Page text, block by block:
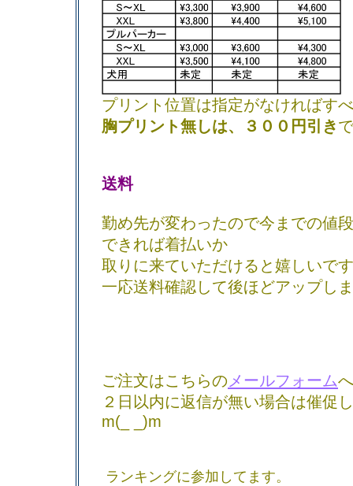
プリント位置は指定がなければす
胸プリント無しは、３００円引き
送料
勤め先が変わったので今までの値
できれば着払いか
取りに来ていただけると嬉しいで
一応送料確認して後ほどアップし
ご注文はこちらの メールフォーム
２日以内に返信が無い場合は催促
m(_ _)m
ランキングに参加してます。